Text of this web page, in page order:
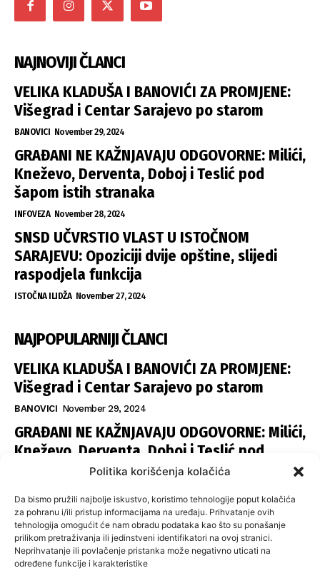
Politika korišćenja kolačića
Da bismo pružili najbolje iskustvo, koristimo tehnologije poput kolačića
za pohranu i/ili pristup informacijama na uređaju. Prihvatanje ovih
tehnologija omogućit će nam obradu podataka kao što su ponašanje
prilikom pretraživanja ili jedinstveni identifikatori na ovoj stranici.
Neprihvatanje ili povlačenje pristanka može negativno uticati na
određene funkcije i karakteristike
NAJNOVIJI ČLANCI
VELIKA KLADUŠA I BANOVIĆI ZA PROMJENE:
Višegrad i Centar Sarajevo po starom
BANOVICI November 29, 2024
GRAĐANI NE KAŽNJAVAJU ODGOVORNE: Milići,
Kneževo, Derventa, Doboj i Teslić pod
šapom istih stranaka
INFOVEZA November 28, 2024
SNSD UČVRSTIO VLAST U ISTOČNOM
SARAJEVU: Opoziciji dvije opštine, slijedi
raspodjela funkcija
ISTOČNA ILIDŽA November 27, 2024
NAJPOPULARNIJI ČLANCI
VELIKA KLADUŠA I BANOVIĆI ZA PROMJENE:
Višegrad i Centar Sarajevo po starom
BANOVICI November 29, 2024
GRAĐANI NE KAŽNJAVAJU ODGOVORNE: Milići,
Kneževo, Derventa, Doboj i Teslić pod
šapom istih stranaka
SNSD UČVRSTIO VLAST U ISTOČNOM
SARAJEVU: Opoziciji dvije opštine, slijedi
raspodjela funkcija